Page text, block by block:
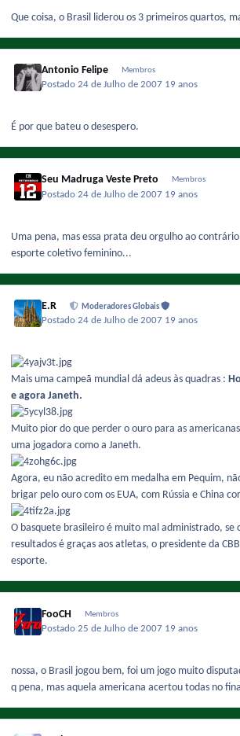
Que coisa, o Brasil liderou os 3 primeiros quartos,
Antonio Felipe Membros
Postado24 de Julho de 2007 19 anos
É por que bateu o desespero.
Seu Madruga Veste Preto Membros
Postado24 de Julho de 2007 19 anos
Uma pena, mas essa prata deu orgulho ao
esporte coletivo feminino...
E.R Moderadores Globais
Postado24 de Julho de 2007 19 anos
Mais uma campeã mundial dá adeus às quadras :
e agora Janeth.
Muito pior do que perder o ouro para as
uma jogadora como a Janeth.
Agora, eu não acredito em medalha em Pequim,
brigar pelo ouro com os EUA, com Rússia e China
O basquete brasileiro é muito mal administrado, se
resultados é graças aos atletas, o presidente da
esporte.
FooCH Membros
Postado25 de Julho de 2007 19 anos
nossa, o Brasil jogou bem, foi um jogo muito
q pena, mas aquela americana acertou todas no